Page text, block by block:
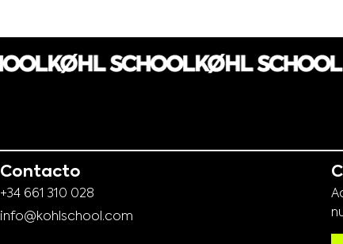
Contacto
+34 661 310 028
info@kohlschool.com